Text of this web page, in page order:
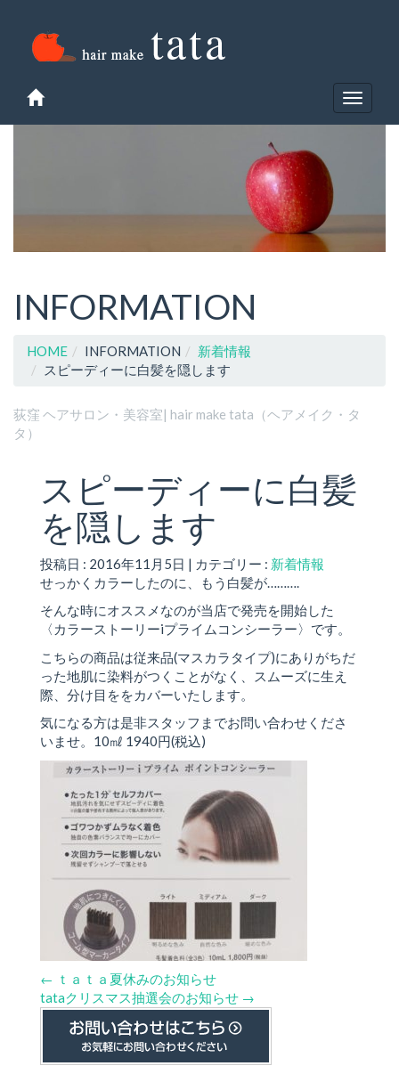
Toggle
INFORMATION
HOME INFORMATION
新着情報
スピーディーに白髪を隠します
荻窪 ヘアサロン・美容室| hair make tata（ヘアメイク・タ
タ）
スピーディーに白髪
を隠します
投稿日 : 2016年11月5日 | カテゴリー : 新着情報
せっかくカラーしたのに、もう白髪が……….
そんな時にオススメなのが当店で発売を開始した
〈カラーストーリーiプライムコンシーラー〉です。
こちらの商品は従来品(マスカラタイプ)にありがちだ
った地肌に染料がつくことがなく、スムーズに生え
際、分け目ををカバーいたします。
気になる方は是非スタッフまでお問い合わせくださ
いませ。10㎖ 1940円(税込)
← ｔａｔａ夏休みのお知らせ
tataクリスマス抽選会のお知らせ →